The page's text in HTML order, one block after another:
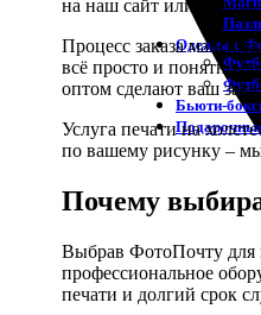
Одежда с
Бьюти-
на наш сайт или
Процесс заказа
всё просто и понятно
оптом сделают ваш
Услуга печати на
по вашему рисунку –
Почему
Выбрав ФотоПочту для
профессиональное
печати и долгий срок